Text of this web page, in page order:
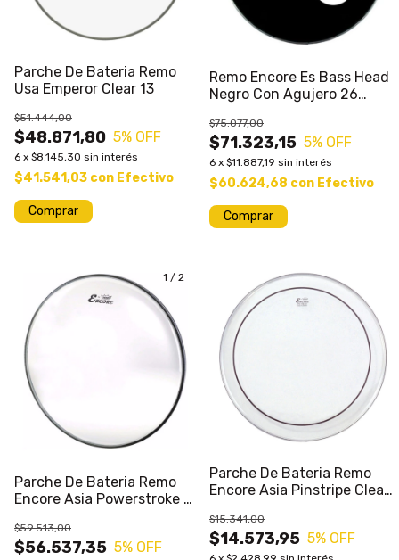
Parche De Bateria Remo
Usa Emperor Clear 13
$48.871,80
$51.444,00
5% OFF
6 x $8.145,30 sin interés
$41.541,03 con Efectivo
Remo Encore Es Bass Head
Negro Con Agujero 26
$71.323,15
$75.077,00
5% OFF
6 x $11.887,19 sin interés
$60.624,68 con Efectivo
1 / 2
Parche De Bateria Remo
Encore Asia Powerstroke 3
$56.537,35
$59.513,00
5% OFF
Parche De Bateria Remo
Encore Asia Pinstripe Clear
$14.573,95
$15.341,00
5% OFF